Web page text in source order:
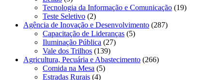
Tecnologia da Informação e Comunicação (19)
Teste Seletivo (2)
Agência de Inovação e Desenvolvimento (287)
Capacitação de Lideranças (5)
Iluminação Pública (27)
Vale dos Trilhos (139)
Agricultura, Pecuária e Abastecimento (266)
Comida na Mesa (5)
Estradas Rurais (4)